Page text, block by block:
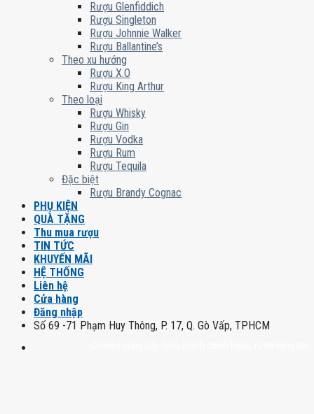
Rượu Glenfiddich
Rượu Singleton
Rượu Johnnie Walker
Rượu Ballantine’s
Theo xu hướng
Rượu X.O
Rượu King Arthur
Theo loại
Rượu Whisky
Rượu Gin
Rượu Vodka
Rượu Rum
Rượu Tequila
Đặc biệt
Rượu Brandy Cognac
PHỤ KIỆN
QUÀ TẶNG
Thu mua rượu
TIN TỨC
KHUYẾN MÃI
HỆ THỐNG
Liên hệ
Cửa hàng
Đăng nhập
Số 69 -71 Phạm Huy Thông, P. 17, Q. Gò Vấp, TPHCM